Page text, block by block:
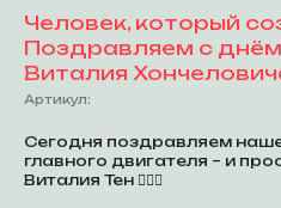
Человек, который
Поздравляем с
Виталия
Артикул:
Сегодня поздравляем
главного двигателя – и
Виталия Тен 🦸🏻‍♂️